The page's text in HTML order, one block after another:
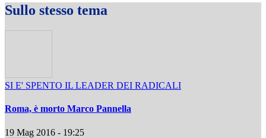
Sullo stesso tema
SI E' SPENTO IL LEADER DEI RADICALI
Roma, è morto Marco Pannella
19 Mag 2016 - 19:25